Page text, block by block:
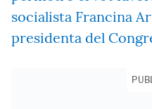
socialista Francina
presidenta del